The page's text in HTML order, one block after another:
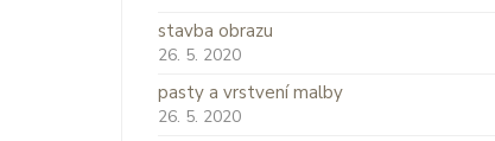
stavba obrazu
26. 5. 2020
pasty a vrstvení malby
26. 5. 2020